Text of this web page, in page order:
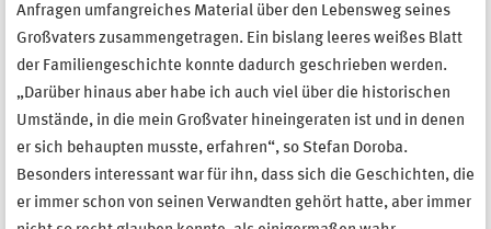
Anfragen umfangreiches Material über den Lebensweg seines
Großvaters zusammengetragen. Ein bislang leeres weißes Blatt
der Familiengeschichte konnte dadurch geschrieben werden.
„Darüber hinaus aber habe ich auch viel über die historischen
Umstände, in die mein Großvater hineingeraten ist und in denen
er sich behaupten musste, erfahren“, so Stefan Doroba.
Besonders interessant war für ihn, dass sich die Geschichten, die
er immer schon von seinen Verwandten gehört hatte, aber immer